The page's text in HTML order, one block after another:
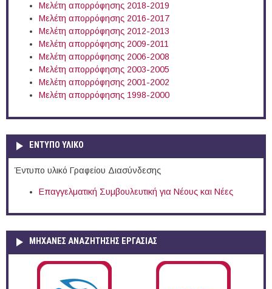
Μελέτη απορρόφησης 2018-2019
Μελέτη απορρόφησης 2016-2017
Μελέτη απορρόφησης 2012-2013
Μελέτη απορρόφησης 2009-2011
Μελέτη απορρόφησης 2006-2008
Μελέτη απορρόφησης 2003-2005
Μελέτη απορρόφησης 2001-2002
Μελέτη απορρόφησης 1998-2000
ΕΝΤΥΠΟ ΥΛΙΚΟ
Έντυπο υλικό Γραφείου Διασύνδεσης
Επαγγελματική Συμβουλευτική για Νέους και Νέες
ΜΗΧΑΝΕΣ ΑΝΑΖΗΤΗΣΗΣ ΕΡΓΑΣΙΑΣ